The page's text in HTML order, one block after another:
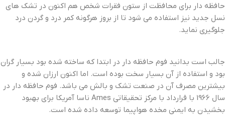
حافظه دار برای محافظت از ستون فقرات شخص هم اکنون در تشک های
نسل جدید نیز استفاده می شود تا از بروز هرگونه کمر درد و گردن درد
جلوگیری نماید.
جالب است بدانید فوم حافظه دار در ابتدا که ساخته شده بود بسیار گران
بود و استفاده از آن بسیار سخت بوده است. اما اکنون ارزان شده و
بیشترین مصرف آن در صنعت تشک و بالش می باشد. فوم حافظه دار در
سال 1966 با قرارداد با مرکز تحقیقاتی Ames ناسا آمریکا برای بهبود
بخشیدن به ایمنی مخده هواپیما توسعه داده شده است.